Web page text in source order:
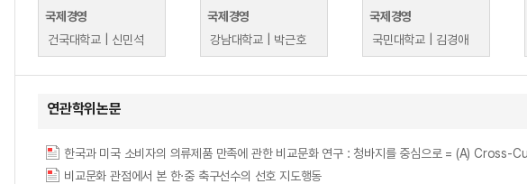
국제경영
건국대학교 | 신민석
국제경영
강남대학교 | 박근호
국제경영
국민대학교 | 김경애
연관학위논문
한국과 미국 소비자의 의류제품 만족에 관한 비교문화 연구 : 청바지를 중심으로 =
비교문화 관점에서 본 한·중 축구선수의 선호 지도행동